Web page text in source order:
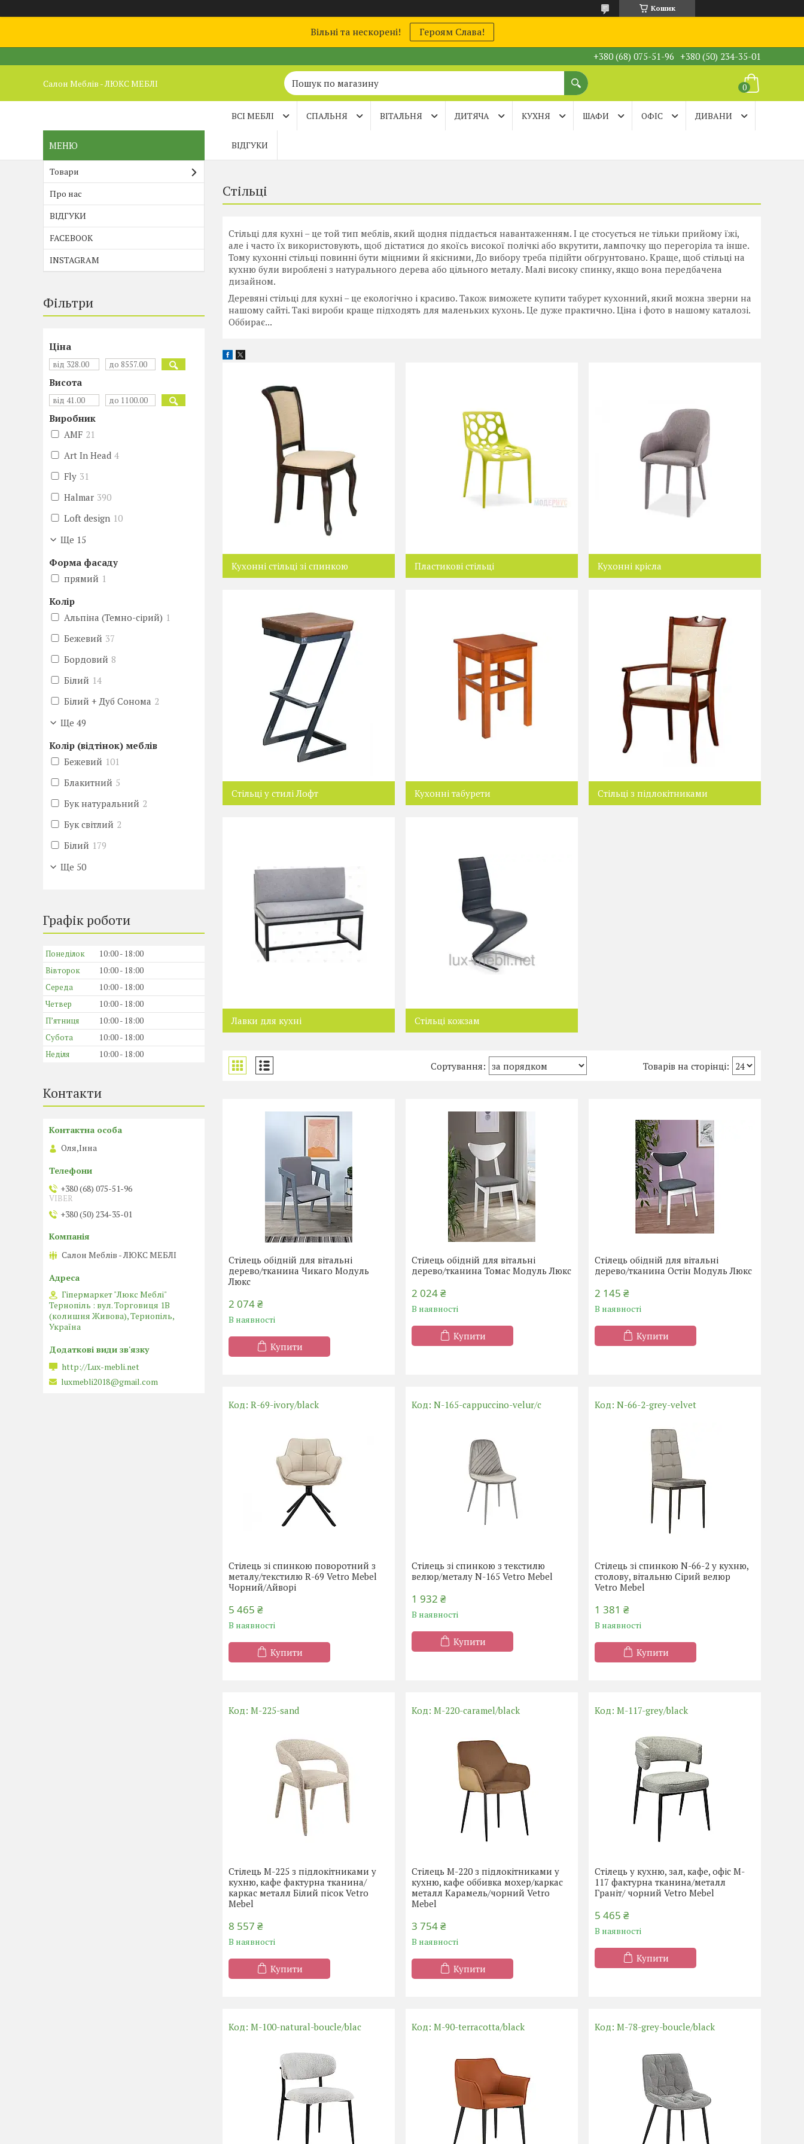
Кошик
Вільні та нескорені! Героям Слава!
+380 (68) 075-51-96 +380 (50) 234-35-01
Салон Меблів - ЛЮКС МЕБЛІ
ВСІ МЕБЛІ СПАЛЬНЯ ВІТАЛЬНЯ ДИТЯЧА КУХНЯ ШАФИ ОФІС ДИВАНИ
ВІДГУКИ
Стільці
Стільці для кухні – це той тип меблів, який щодня піддається навантаженням. І це стосується не тільки прийому їжі,
але і часто їх використовують, щоб дістатися до якоїсь високої полічкі або вкрутити, лампочку що перегоріла та інше.
Тому кухонні стільці повинні бути міцними й якісними, До вибору треба підійти обґрунтовано. Краще, щоб стільці на
кухню були вироблені з натурального дерева або цільного металу. Малі високу спинку, якщо вона передбачена
дизайном.
Деревяні стільці для кухні – це екологічно і красиво. Також виможете купити табурет кухонний, який можна зверни на
нашому сайті. Такі вироби краще підходять для маленьких кухонь. Це дуже практично. Ціна і фото в нашому каталозі.
Оббирає...
Кухонні стільці зі спинкою Пластикові стільці Кухонні крісла
Стільці у стилі Лофт Кухонні табурети Стільці з підлокітниками
Лавки для кухні Стільці кожзам
Стілець обідній для вітальні
дерево/тканина Чикаго Модуль
Люкс
2 074 ₴
В наявності
Купити
Стілець обідній для вітальні
дерево/тканина Томас Модуль Люкс
2 024 ₴
В наявності
Купити
Стілець обідній для вітальні
дерево/тканина Остін Модуль Люкс
2 145 ₴
В наявності
Купити
R-69-ivory/black
Стілець зі спинкою поворотний з
металу/текстилю R-69 Vetro Mebel
Чорний/Айворі
5 465 ₴
В наявності
Купити
N-165-cappuccino-velur/c
Стілець зі спинкою з текстилю
велюр/металу N-165 Vetro Mebel
1 932 ₴
В наявності
Купити
N-66-2-grey-velvet
Стілець зі спинкою N-66-2 у кухню,
столову, вітальню Сірий велюр
Vetro Mebel
1 381 ₴
В наявності
Купити
M-225-sand
Стілець M-225 з підлокітниками у
кухню, кафе фактурна тканина/
каркас металл Білий пісок Vetro
Mebel
8 557 ₴
В наявності
Купити
M-220-caramel/black
Стілець M-220 з підлокітниками у
кухню, кафе оббивка мохер/каркас
металл Карамель/чорний Vetro
Mebel
3 754 ₴
В наявності
Купити
M-117-grey/black
Стілець у кухню, зал, кафе, офіс M-
117 фактурна тканина/металл
Граніт/ чорний Vetro Mebel
5 465 ₴
В наявності
Купити
M-100-natural-boucle/blac M-90-terracotta/black M-78-grey-boucle/black
Товари
Про нас
ВІДГУКИ
FACEBOOK
INSTAGRAM
Фільтри
Ціна
Висота
Виробник
AMF 21
Art In Head 4
Fly 31
Halmar 390
Loft design 10
Ще 15
Форма фасаду
прямий 1
Колір
Альпіна (Темно-сірий) 1
Бежевий 37
Бордовий 8
Білий 14
Білий + Дуб Сонома 2
Ще 49
Колір (відтінок) меблів
Бежевий 101
Блакитний 5
Бук натуральний 2
Бук світлий 2
Білий 179
Ще 50
Графік роботи
Понеділок 10:00
18:00
Вівторок
10:00
18:00
Середа
10:00
18:00
Четвер
10:00
18:00
Пʼятниця
10:00
18:00
Субота
10:00
18:00
Неділя
10:00 18:00
Контакти
Оля,Інна
+380 (68) 075-51-96
VIBER
+380 (50) 234-35-01
Салон Меблів - ЛЮКС МЕБЛІ
Гіпермаркет "Люкс Меблі"
Тернопіль : вул. Торговиця 1В
(колишня Живова), Тернопіль,
Україна
http://Lux-mebli.net
luxmebli2018@gmail.com